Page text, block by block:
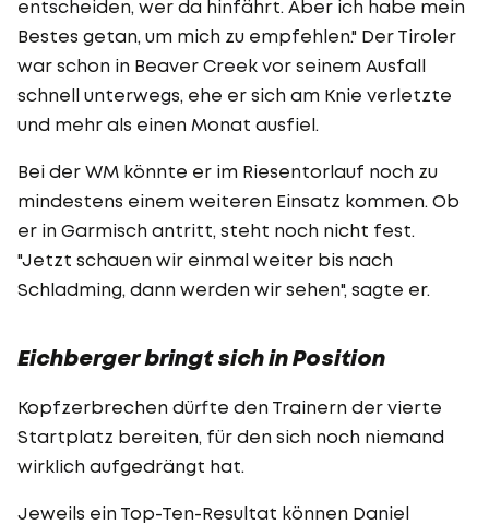
entscheiden, wer da hinfährt. Aber ich habe mein
Bestes getan, um mich zu empfehlen." Der Tiroler
war schon in Beaver Creek vor seinem Ausfall
schnell unterwegs, ehe er sich am Knie verletzte
und mehr als einen Monat ausfiel.
Bei der WM könnte er im Riesentorlauf noch zu
mindestens einem weiteren Einsatz kommen. Ob
er in Garmisch antritt, steht noch nicht fest.
"Jetzt schauen wir einmal weiter bis nach
Schladming, dann werden wir sehen", sagte er.
Eichberger bringt sich in Position
Kopfzerbrechen dürfte den Trainern der vierte
Startplatz bereiten, für den sich noch niemand
wirklich aufgedrängt hat.
Jeweils ein Top-Ten-Resultat können Daniel